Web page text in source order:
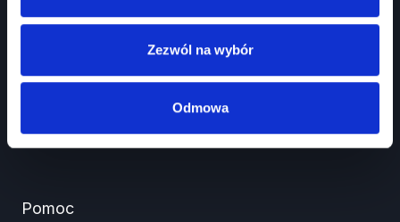
Zezwól na wybór
Odmowa
Kurs Teorii Prawo Jazdy przez Internet?
Jak zdać prawo jazdy?
Jakie dokumenty i wnioski potrzebujesz?
Panel partnera
Pomoc